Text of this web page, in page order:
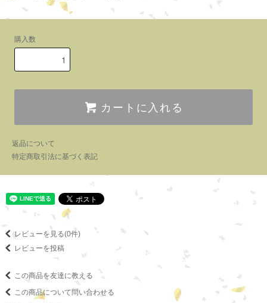
購入数
カートに入れる
返品について
特定商取引法に基づく表記
レビューを見る(0件)
レビューを投稿
この商品を友達に教える
この商品について問い合わせる